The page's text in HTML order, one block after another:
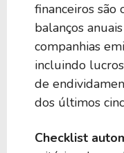
BSHY39
ETHA39
BIXJ39
financeiros são
balanços
companhias
incluindo
de
dos últimos
Checklist